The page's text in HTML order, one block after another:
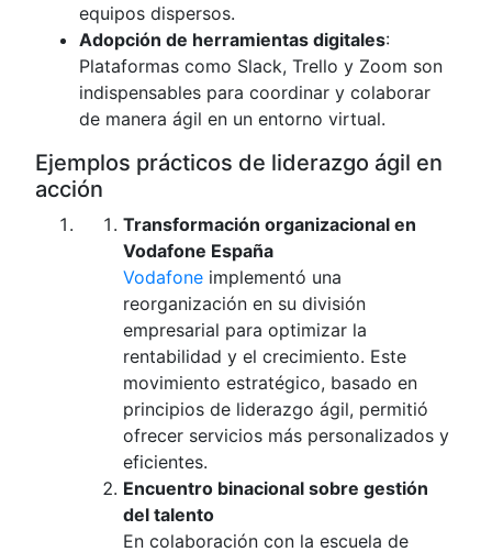
equipos dispersos.
Adopción de herramientas digitales:
Plataformas como Slack, Trello y Zoom son
indispensables para coordinar y colaborar
de manera ágil en un entorno virtual.
Ejemplos prácticos de liderazgo ágil en
acción
Transformación organizacional en
Vodafone España
Vodafone implementó una
reorganización en su división
empresarial para optimizar la
rentabilidad y el crecimiento. Este
movimiento estratégico, basado en
principios de liderazgo ágil, permitió
ofrecer servicios más personalizados y
eficientes.
Encuentro binacional sobre gestión
del talento
En colaboración con la escuela de